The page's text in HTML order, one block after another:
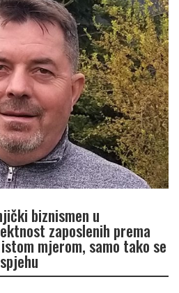
biznismen u
zaposlenih prema
mjerom, samo tako se